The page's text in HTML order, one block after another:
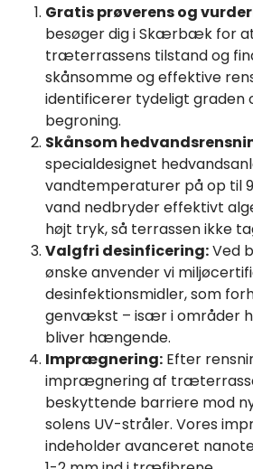
Gratis prøverens og
besøger dig i Skærbæk for
træterrassens tilstand og
skånsomme og effektive
identificerer tydeligt graden
begroning.
Skånsom
specialdesignet
vandtemperaturer på op til
vand nedbryder effektivt
højt tryk, så terrassen ikke
Valgfri desinficering:Ved
ønske anvender vi
desinfektionsmidler, som
genvækst – især i områder
bliver hængende.
Imprægnering: Efter
imprægnering af
beskyttende barriere mod
solens UV-stråler. Vores
indeholder avanceret